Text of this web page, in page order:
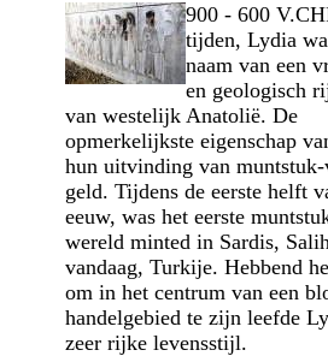
900 - 600
tijden, Lydia
naam van een
en geologisch
van westelijk Anatolië. De
opmerkelijkste eigenschap
hun uitvinding van
geld. Tijdens de eerste helft
eeuw, was het eerste
wereld minted in Sardis,
vandaag, Turkije. Hebbend
om in het centrum van een
handelgebied te zijn leefde
zeer rijke levensstijl.